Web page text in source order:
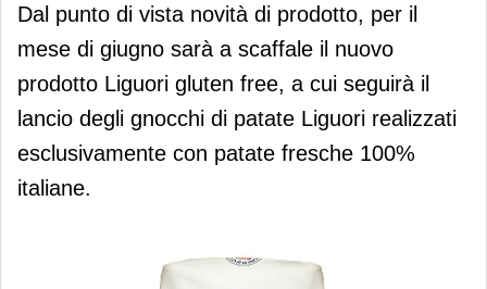
Dal punto di vista novità di prodotto, per il
mese di giugno sarà a scaffale il nuovo
prodotto Liguori gluten free, a cui seguirà il
lancio degli gnocchi di patate Liguori realizzati
esclusivamente con patate fresche 100%
italiane.